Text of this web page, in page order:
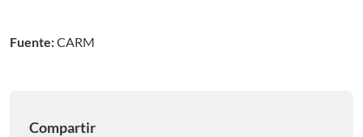
Fuente:CARM
Compartir